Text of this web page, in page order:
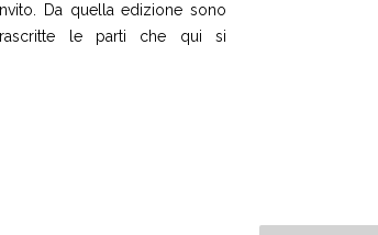
Da quella edizione sono
le parti che qui si